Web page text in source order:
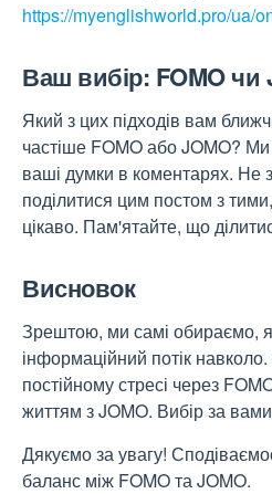
https://myenglishworld.pro/ua/
Ваш вибір: FOMO чи
Який з цих підходів вам
частіше FOMO або JOMO?
ваші думки в коментарях. Не
поділитися цим постом з
цікаво. Пам'ятайте, що
Висновок
Зрештою, ми самі обираємо,
інформаційний потік
постійному стресі через
життям з JOMO. Вибір за
Дякуємо за увагу!
баланс між FOMO та JOMO.